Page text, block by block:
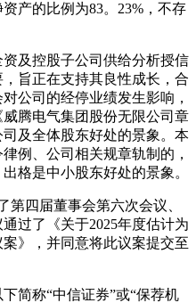
产的比例为83。23%，不存
及控股子公司供给分析授信
旨正在支持其良性成长，合
公司的经停业绩发生影响，
腾电气集团股份无限公司章
及全体股东好处的景象。本
例、公司相关规章轨制的，
格是中小股东好处的景象。
四届董事会第六次会议、
过了《关于2025年度估计为
》，并同意将此议案提交至
称“中信证券”或“保荐机